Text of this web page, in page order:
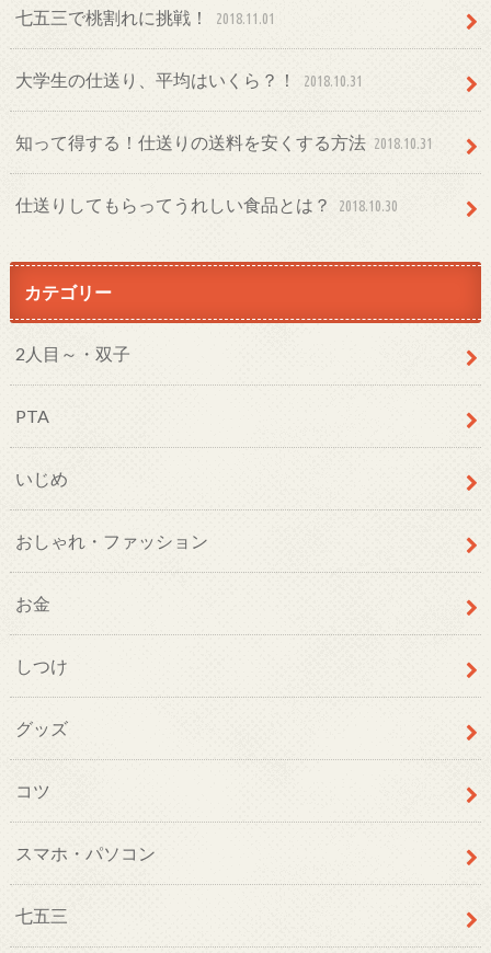
七五三で桃割れに挑戦！ 2018.11.01
大学生の仕送り、平均はいくら？！ 2018.10.31
知って得する！仕送りの送料を安くする方法 2018.10.31
仕送りしてもらってうれしい食品とは？ 2018.10.30
カテゴリー
2人目～・双子
PTA
いじめ
おしゃれ・ファッション
お金
しつけ
グッズ
コツ
スマホ・パソコン
七五三